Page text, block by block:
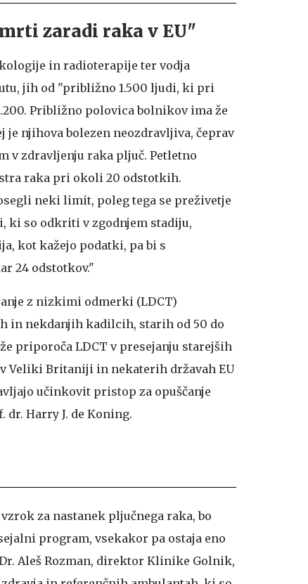
zaradi raka v EU"
in radioterapije ter vodja
jih od "približno 1.500 ljudi, ki pri
Približno polovica bolnikov ima že
njihova bolezen neozdravljiva, čeprav
v zdravljenju raka pljuč. Petletno
raka pri okoli 20 odstotkih.
neki limit, poleg tega se preživetje
ki so odkriti v zgodnjem stadiju,
kot kažejo podatki, pa bi s
24 odstotkov."
z nizkimi odmerki (LDCT)
in nekdanjih kadilcih, starih od 50 do
priporoča LDCT v presejanju starejših
Veliki Britaniji in nekaterih državah EU
učinkovit pristop za opuščanje
Harry J. de Koning.
za nastanek pljučnega raka, bo
program, vsekakor pa ostaja eno
Aleš Rozman, direktor Klinike Golnik,